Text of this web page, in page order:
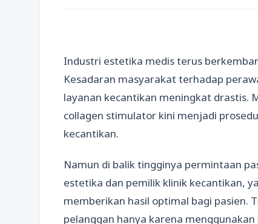
Industri estetika medis terus
Kesadaran masyarakat terhadap
layanan kecantikan meningkat drastis.
collagen stimulator kini menjadi
kecantikan.
Namun di balik tingginya permintaan
estetika dan pemilik klinik kecantikan,
memberikan hasil optimal bagi pasien.
pelanggan hanya karena